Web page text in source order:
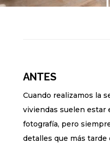
ANTES
Cuando realizamos la
viviendas suelen estar
fotografía, pero
detalles que más tarde